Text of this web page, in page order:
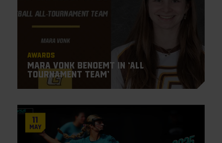
Awards
Mara Vonk benoemt in ‘All
Tournament Team’
11
May